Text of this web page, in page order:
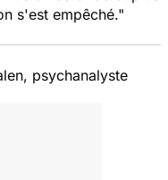
s'est empêché."
psychanalyste